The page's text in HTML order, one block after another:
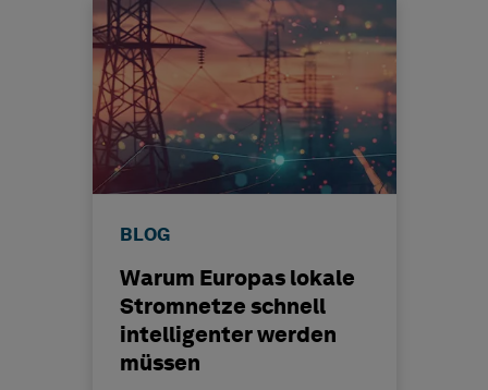
BLOG
Warum Europas lokale
Stromnetze schnell
intelligenter werden
müssen